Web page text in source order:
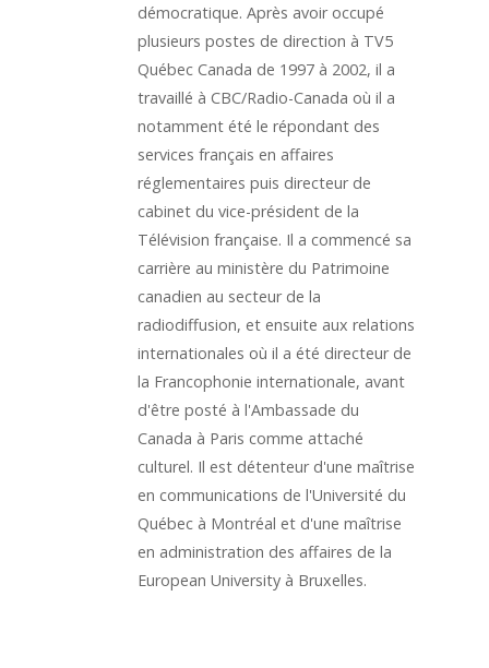
démocratique. Après avoir occupé
plusieurs postes de direction à TV5
Québec Canada de 1997 à 2002, il a
travaillé à CBC/Radio-Canada où il a
notamment été le répondant des
services français en affaires
réglementaires puis directeur de
cabinet du vice-président de la
Télévision française. Il a commencé sa
carrière au ministère du Patrimoine
canadien au secteur de la
radiodiffusion, et ensuite aux relations
internationales où il a été directeur de
la Francophonie internationale, avant
d'être posté à l'Ambassade du
Canada à Paris comme attaché
culturel. Il est détenteur d'une maîtrise
en communications de l'Université du
Québec à Montréal et d'une maîtrise
en administration des affaires de la
European University à Bruxelles.